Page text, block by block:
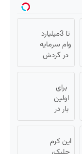
تا 3میلیارد
وام سرمایه
در گردش
فروشندگان
فروشگاهت
رو ثبت کن
برای
اولین
بار در
ایران
این
این کرم